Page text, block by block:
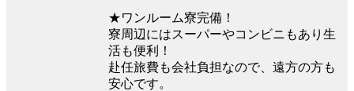
★ワンルーム寮完備！
寮周辺にはスーパーやコンビニもあり生
活も便利！
赴任旅費も会社負担なので、遠方の方も
安心です。